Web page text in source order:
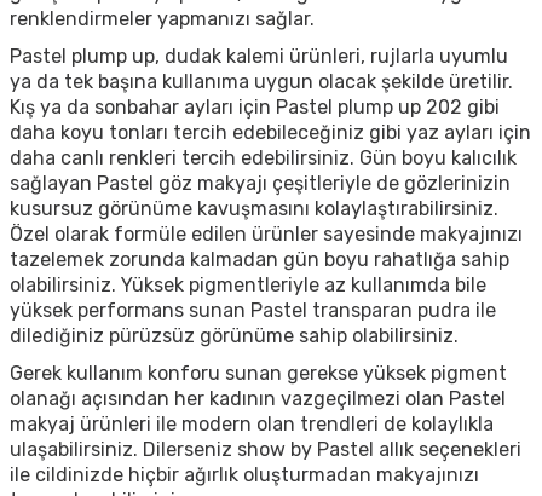
renklendirmeler yapmanızı sağlar.
Pastel plump up, dudak kalemi ürünleri, rujlarla uyumlu
ya da tek başına kullanıma uygun olacak şekilde üretilir.
Kış ya da sonbahar ayları için Pastel plump up 202 gibi
daha koyu tonları tercih edebileceğiniz gibi yaz ayları için
daha canlı renkleri tercih edebilirsiniz. Gün boyu kalıcılık
sağlayan Pastel göz makyajı çeşitleriyle de gözlerinizin
kusursuz görünüme kavuşmasını kolaylaştırabilirsiniz.
Özel olarak formüle edilen ürünler sayesinde makyajınızı
tazelemek zorunda kalmadan gün boyu rahatlığa sahip
olabilirsiniz. Yüksek pigmentleriyle az kullanımda bile
yüksek performans sunan Pastel transparan pudra ile
dilediğiniz pürüzsüz görünüme sahip olabilirsiniz.
Gerek kullanım konforu sunan gerekse yüksek pigment
olanağı açısından her kadının vazgeçilmezi olan Pastel
makyaj ürünleri ile modern olan trendleri de kolaylıkla
ulaşabilirsiniz. Dilerseniz show by Pastel allık seçenekleri
ile cildinizde hiçbir ağırlık oluşturmadan makyajınızı